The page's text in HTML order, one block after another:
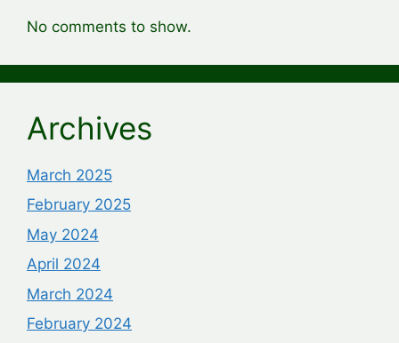
No comments to show.
Archives
March 2025
February 2025
May 2024
April 2024
March 2024
February 2024